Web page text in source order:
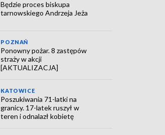
Będzie proces biskupa
tarnowskiego Andrzeja Jeża
POZNAŃ
Ponowny pożar. 8 zastępów
straży w akcji
[AKTUALIZACJA]
KATOWICE
Poszukiwania 71-latki na
granicy. 17-latek ruszył w
teren i odnalazł kobietę